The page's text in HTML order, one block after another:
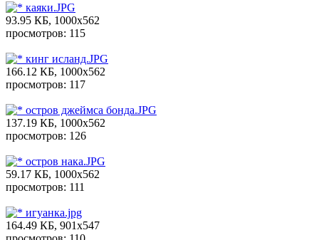
каяки.JPG
93.95 КБ, 1000x562
просмотров: 115
кинг исланд.JPG
166.12 КБ, 1000x562
просмотров: 117
остров джеймса бонда.JPG
137.19 КБ, 1000x562
просмотров: 126
остров нака.JPG
59.17 КБ, 1000x562
просмотров: 111
игуанка.jpg
164.49 КБ, 901x547